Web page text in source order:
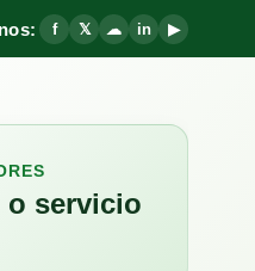
f 𝕏 ☁ in ▶
o servicio